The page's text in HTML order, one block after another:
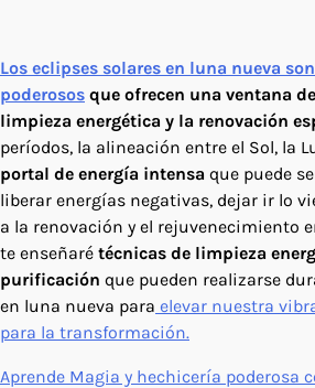
Los eclipses solares en luna nueva
poderosos que ofrecen una ventana
limpieza energética y la renovación
períodos, la alineación entre el Sol, la
portal de energía intensa que puede
liberar energías negativas, dejar ir lo
a la renovación y el rejuvenecimiento
te enseñaré técnicas de limpieza
purificación que pueden realizarse
en luna nueva para elevar nuestra
para la transformación.
Aprende Magia y hechicería poderosa